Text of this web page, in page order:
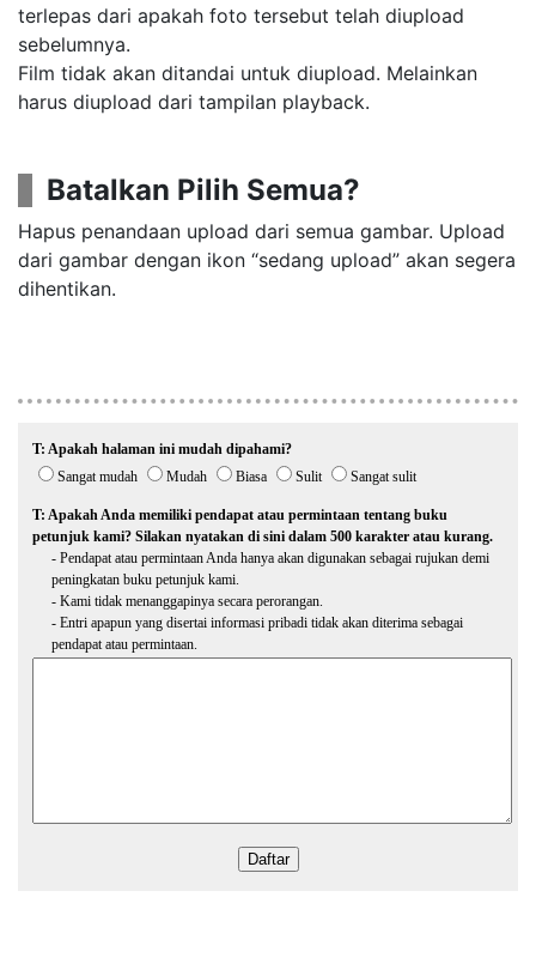
terlepas dari apakah foto tersebut telah diupload
sebelumnya.
Film tidak akan ditandai untuk diupload. Melainkan
harus diupload dari tampilan playback.
Batalkan Pilih Semua?
Hapus penandaan upload dari semua gambar. Upload
dari gambar dengan ikon “sedang upload” akan segera
dihentikan.